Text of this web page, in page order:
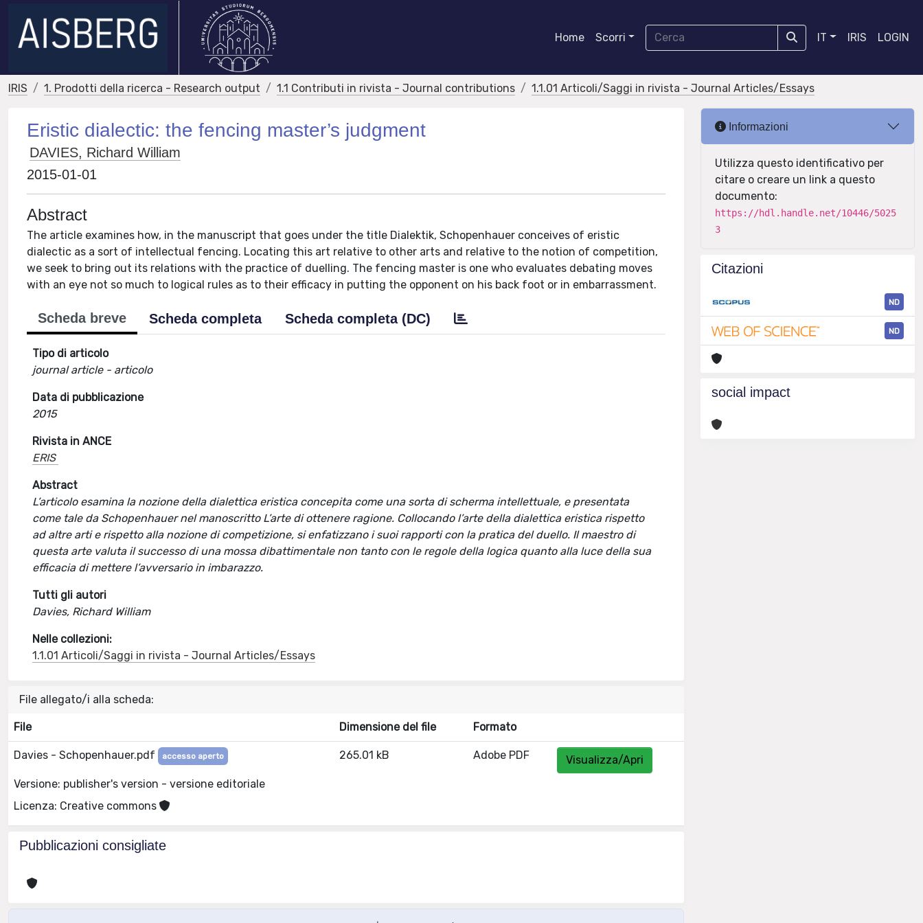
Home Scorri IT IRIS LOGIN
IRIS 1. Prodotti della ricerca - Research output 1.1 Contributi in rivista - Journal contributions 1.1.01 Articoli/Saggi in rivista - Journal Articles/Essays
Eristic dialectic: the fencing master’s judgment
DAVIES, Richard William
2015-01-01
Abstract
The article examines how, in the manuscript that goes under the title Dialektik, Schopenhauer conceives of eristic
dialectic as a sort of intellectual fencing. Locating this art relative to other arts and relative to the notion of competition,
we seek to bring out its relations with the practice of duelling. The fencing master is one who evaluates debating moves
with an eye not so much to logical rules as to their efficacy in putting the opponent on his back foot or in embarrassment.
Scheda breve Scheda completa Scheda completa (DC)
Tipo di articolo
journal article - articolo
Data di pubblicazione
2015
Rivista in ANCE
ERIS
Abstract
L’articolo esamina la nozione della dialettica eristica concepita come una sorta di scherma intellettuale, e presentata
come tale da Schopenhauer nel manoscritto L’arte di ottenere ragione. Collocando l’arte della dialettica eristica rispetto
ad altre arti e rispetto alla nozione di competizione, si enfatizzano i suoi rapporti con la pratica del duello. Il maestro di
questa arte valuta il successo di una mossa dibattimentale non tanto con le regole della logica quanto alla luce della sua
efficacia di mettere l’avversario in imbarazzo.
Tutti gli autori
Davies, Richard William
Nelle collezioni:
1.1.01 Articoli/Saggi in rivista - Journal Articles/Essays
File allegato/i alla scheda:
File Dimensione del file Formato
Davies - Schopenhauer.pdf accesso aperto
Versione: publisher's version - versione editoriale
Licenza: Creative commons
265.01 kB Adobe PDF Visualizza/Apri
Pubblicazioni consigliate
Informazioni
Utilizza questo identificativo per
citare o creare un link a questo
documento:
https://hdl.handle.net/10446/5025
3
Citazioni
ND
ND
social impact